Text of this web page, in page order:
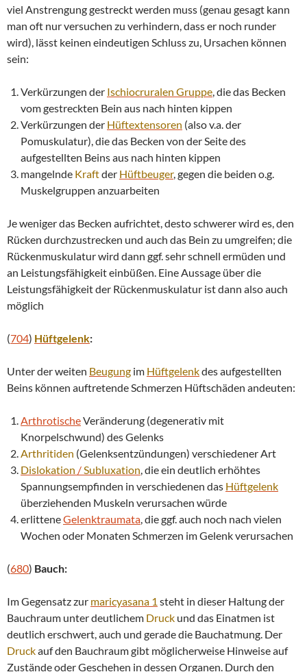
viel Anstrengung gestreckt werden muss (genau gesagt kann
man oft nur versuchen zu verhindern, dass er noch runder
wird), lässt keinen eindeutigen Schluss zu, Ursachen können
sein:
Verkürzungen der Ischiocruralen Gruppe , die das Becken
vom gestreckten Bein aus nach hinten kippen
Verkürzungen der Hüftextensoren (also v.a. der
Pomuskulatur), die das Becken von der Seite des
aufgestellten Beins aus nach hinten kippen
mangelnde Kraftder Hüftbeuger, gegen die beiden o.g.
Muskelgruppen anzuarbeiten
Je weniger das Becken aufrichtet, desto schwerer wird es, den
Rücken durchzustrecken und auch das Bein zu umgreifen; die
Rückenmuskulatur wird dann ggf. sehr schnell ermüden und
an Leistungsfähigkeit einbüßen. Eine Aussage über die
Leistungsfähigkeit der Rückenmuskulatur ist dann also auch
möglich
(704) Hüftgelenk:
Unter der weiten Beugung im Hüftgelenkdes aufgestellten
Beins können auftretende Schmerzen Hüftschäden andeuten:
ArthrotischeVeränderung (degenerativ mit
Knorpelschwund) des Gelenks
Arthritiden (Gelenksentzündungen) verschiedener Art
Dislokation / Subluxation , die ein deutlich erhöhtes
Spannungsempfinden in verschiedenen das Hüftgelenk
überziehenden Muskeln verursachen würde
erlitteneGelenktraumata , die ggf. auch noch nach vielen
Wochen oder Monaten Schmerzen im Gelenk verursachen
(680) Bauch:
Im Gegensatz zur maricyasana 1 steht in dieser Haltung der
Bauchraum unter deutlichem Druck und das Einatmen ist
deutlich erschwert, auch und gerade die Bauchatmung. Der
Druckauf den Bauchraum gibt möglicherweise Hinweise auf
Zustände oder Geschehen in dessen Organen. Durch den